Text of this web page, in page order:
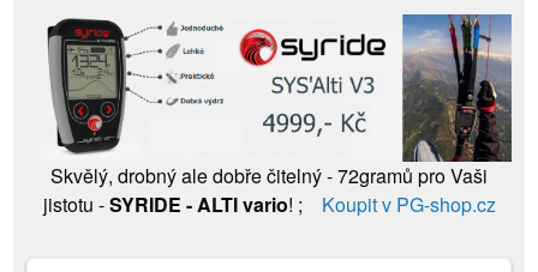
Skvělý, drobný ale dobře čitelný - 72gramů pro Vaši
jistotu -SYRIDE - ALTI vario! ; Koupit v PG-shop.cz